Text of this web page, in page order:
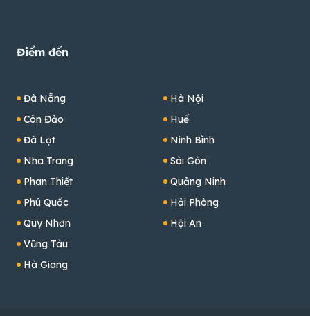
Điểm đến
Đà Nẵng
Côn Đảo
Đà Lạt
Nha Trang
Phan Thiết
Phú Quốc
Quy Nhơn
Vũng Tàu
Hà Giang
Hà Nội
Huế
Ninh Bình
Sài Gòn
Quảng Ninh
Hải Phòng
Hội An